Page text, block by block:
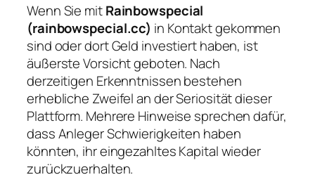
Wenn Sie mitRainbowspecial
(rainbowspecial.cc) in Kontakt gekommen
sind oder dort Geld investiert haben, ist
äußerste Vorsicht geboten. Nach
derzeitigen Erkenntnissen bestehen
erhebliche Zweifel an der Seriosität dieser
Plattform. Mehrere Hinweise sprechen dafür,
dass Anleger Schwierigkeiten haben
könnten, ihr eingezahltes Kapital wieder
zurückzuerhalten.